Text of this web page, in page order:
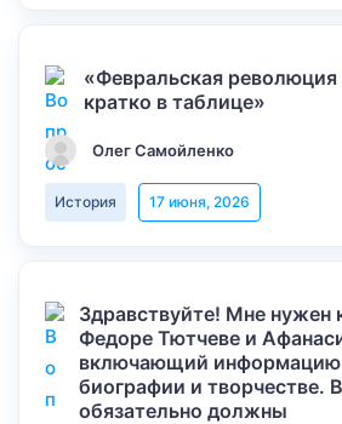
«Февральская революция
кратко в таблице»
Олег Самойленко
История 17 июня, 2026
Здравствуйте! Мне нужен
Федоре Тютчеве и
включающий информацию
биографии и творчестве.
обязательно должны